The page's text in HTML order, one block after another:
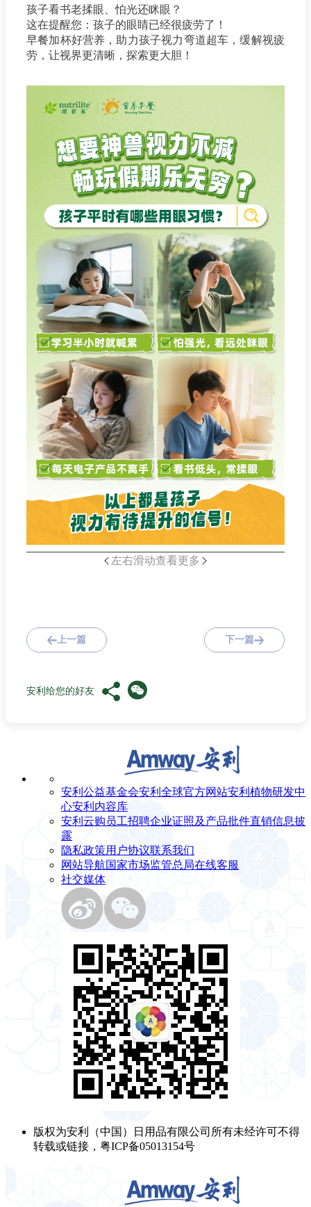
孩子看书老揉眼、怕光还眯眼？
这在提醒您：孩子的眼睛已经很疲劳了！
早餐加杯好营养，助力孩子视力弯道超车，缓解视疲
劳，让视界更清晰，探索更大胆！
左右滑动查看更多
上一篇 下一篇
安利给您的好友
安利公益基金会安利全球官方网站安利植物研发中
心安利内容库
安利云购 员工招聘企业证照及产品批件直销信息披
露
隐私政策用户协议联系我们
网站导航国家市场监管总局在线客服
社交媒体
版权为安利（中国）日用品有限公司所有未经许可不得
转载或链接，粤ICP备05013154号